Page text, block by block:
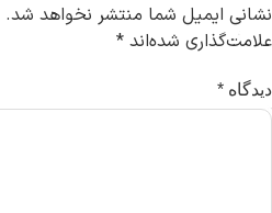
ایمیل شما منتشر نخواهد شد.
شده‌اند *
*